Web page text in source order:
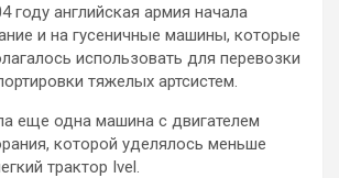
году английская армия начала
и на гусеничные машины, которые
использовать для перевозки
тяжелых артсистем.
еще одна машина с двигателем
которой уделялось меньше
трактор Ivel.